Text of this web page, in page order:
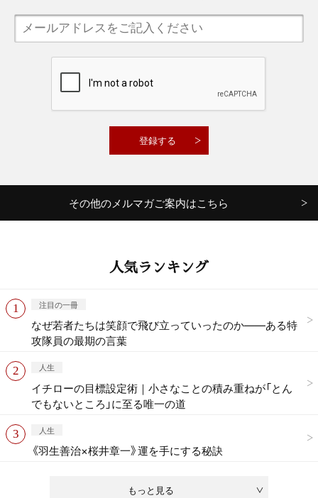
その他のメルマガご案内はこちら
人気ランキング
もっと見る
注目の一冊
なぜ若者たちは笑顔で飛び立っていったのか——ある特
攻隊員の最期の言葉
人生
イチローの目標設定術｜小さなことの積み重ねが「とん
でもないところ」に至る唯一の道
人生
《羽生善治×桜井章一》運を手にする秘訣